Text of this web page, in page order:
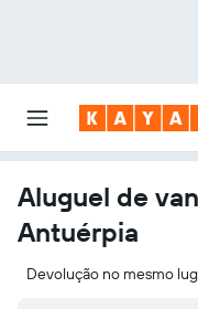
Aluguel de
Antuérpia
Devolução no mesmo